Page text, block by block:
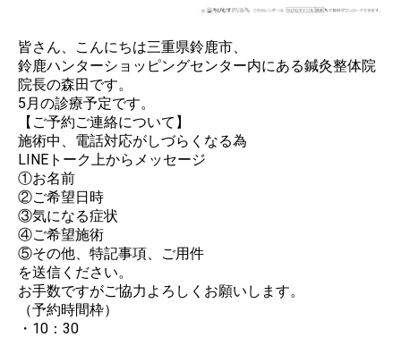
​皆さん、こんにちは三重県鈴鹿市、
鈴鹿ハンターショッピングセンター内にある鍼灸整体院
院長の森田です。
5月の診療予定です。
​【ご予約ご連絡について】
施術中、電話対応がしづらくなる為
LINEトーク上からメッセージ
①お名前
②ご希望日時
③気になる症状
④ご希望施術
⑤その他、特記事項、ご用件
を送信ください。
お手数ですがご協力よろしくお願いします。
（予約時間枠）
・10：30